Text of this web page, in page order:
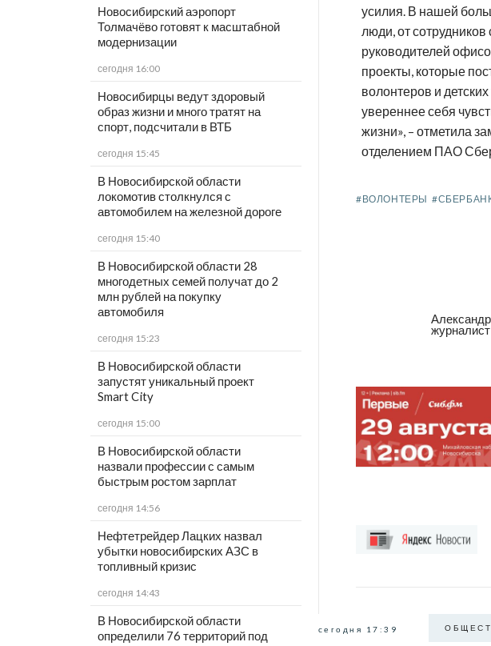
Новосибирский аэропорт
Толмачёво готовят к масштабной
модернизации
сегодня 16:00
Новосибирцы ведут здоровый
образ жизни и много тратят на
спорт, подсчитали в ВТБ
сегодня 15:45
В Новосибирской области
локомотив столкнулся с
автомобилем на железной дороге
сегодня 15:40
В Новосибирской области 28
многодетных семей получат до 2
млн рублей на покупку
автомобиля
сегодня 15:23
В Новосибирской области
запустят уникальный проект
Smart City
сегодня 15:00
В Новосибирской области
назвали профессии с самым
быстрым ростом зарплат
сегодня 14:56
Нефтетрейдер Лацких назвал
убытки новосибирских АЗС в
топливный кризис
сегодня 14:43
В Новосибирской области
определили 76 территорий под
усилия. В нашей
люди, от
руководителей
проекты, которые
волонтеров и
увереннее себя
жизни», – отметила
отделением ПАО
#ВОЛОНТЕРЫ
журналист
сегодня 17:39